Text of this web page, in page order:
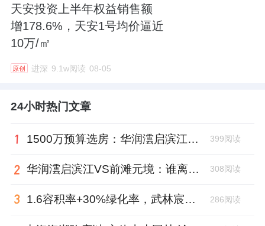
天安投资上半年权益销售额
增178.6%，天安1号均价逼近
10万/㎡
原创 进深 9.1w阅读 08-05
24小时热门文章
1500万预算选房：华润澐启滨江与前滩元境，谁才是“采光优选”？ 399阅读
华润澐启滨江VS前滩元境：谁离市中心更近？通勤大PK，答案出乎意料！ 308阅读
1.6容积率+30%绿化率，武林宸院在同价位豪宅中处于什么水平？ 286阅读